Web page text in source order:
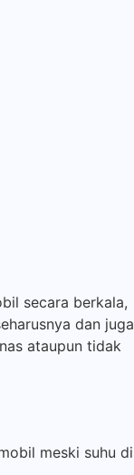
secara berkala,
dan juga
ataupun tidak
meski suhu di